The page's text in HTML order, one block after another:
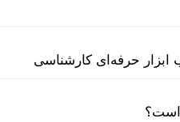
ابزار حرفه‌ای کارشناسی
است؟